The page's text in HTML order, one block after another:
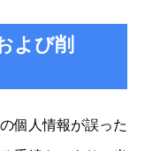
よび削
個人情報が誤った